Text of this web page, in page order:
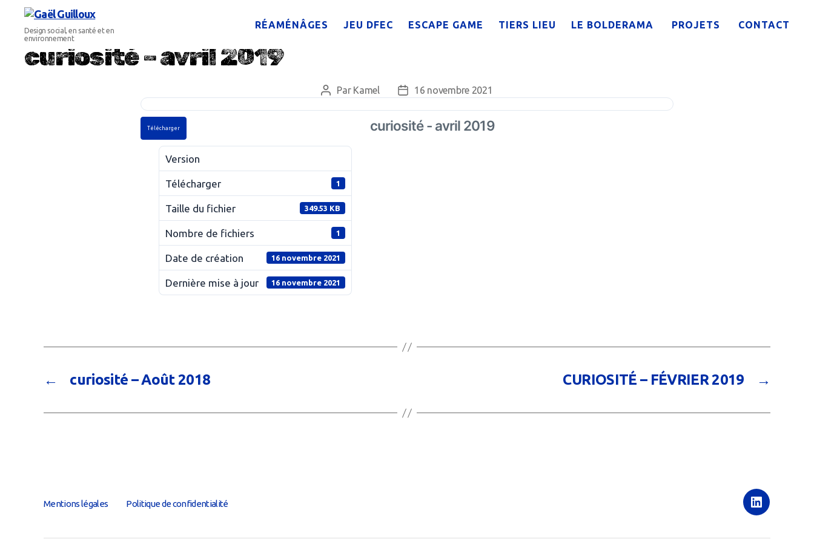
Gaël
Guilloux
Design social, en santé et en
environnement
RÉAMÉNÂGES JEU DFEC ESCAPE GAME TIERS LIEU LE BOLDERAMA PROJETS CONTACT
curiosité – avril 2019
Auteur
Par Kamel
Date
l’article
16 novembre 2021
Télécharger
Version
Télécharger 1
Taille du fichier 349.53 KB
Nombre de fichiers 1
Date de création 16 novembre 2021
Dernière mise à jour 16 novembre 2021
curiosité - avril 2019
← curiosité – Août 2018 →
CURIOSITÉ – FÉVRIER 2019
Mentions légales Politique de confidentialité LinkedIn